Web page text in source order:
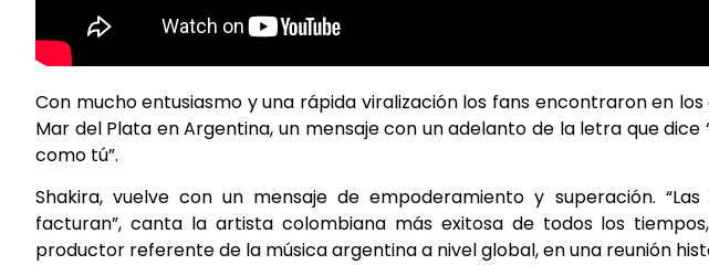
Con mucho entusiasmo y una rápida viralización los fans encontraron en los
Mar del Plata en Argentina, un mensaje con un adelanto de la letra que
como tú”.
Shakira, vuelve con un mensaje de empoderamiento y superación.
facturan”, canta la artista colombiana más exitosa de todos los
productor referente de la música argentina a nivel global, en una reunión